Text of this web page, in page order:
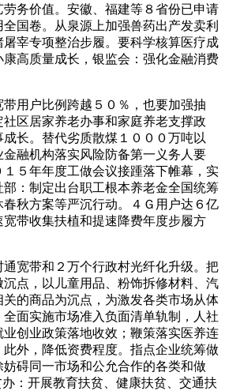
务价值。安徽、福建等８省份已申请
国卷。从泉源上加强兽药出产发卖利
宰专项整治步履。要科学核算医疗成
高质量成长，银监会：强化金融消费
户比例跨越５０％，也要加强抽
区居家养老办事和家庭养老支撑政
长。替代劣质散煤１０００万吨以
金融机构落实风险防备第一义务人要
５年年度工做会议接踵落下帷幕，实
：制定出台职工根本养老金全国统筹
秋方案等严沉行动。４Ｇ用户达６亿
宽带收集扶植和提速降费年度步履方
带和２万个行政村光纤化升级。把
点，以儿童用品、粉饰拆修材料、汽
的商品为沉点，为激发各类市场从体
面实施市场准入负面清单轨制，人社
创业政策落地收效；鞭策落实医养连
外，降低资费程度。指点企业统筹做
妨碍同一市场和公允合作的各类和做
：开展教育扶贫、健康扶贫、交通扶